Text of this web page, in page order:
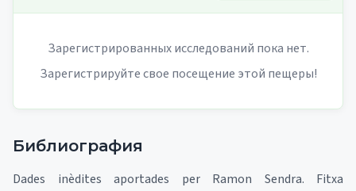
Зарегистрированных исследований пока нет.
Зарегистрируйте свое посещение этой пещеры!
Библиография
Dades inèdites aportades per Ramon Sendra. Fitxa